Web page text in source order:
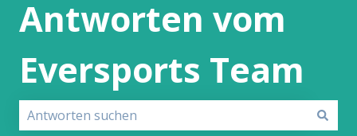
Antworten vom
Eversports Team